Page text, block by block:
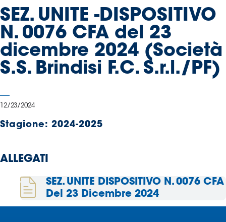
Paralimpico
Serie
A
Women
Serie
B
del
Calcio
partner
nazionali
Assicurazione
SEZ. UNITE -DISPOSITIVO
N. 0076 CFA del 23
dicembre 2024 (Società
S.S. Brindisi F.C. S.r.l./PF)
12/23/2024
Stagione: 2024-2025
ALLEGATI
SEZ. UNITE DISPOSITIVO N. 0076 CFA
Del 23 Dicembre 2024